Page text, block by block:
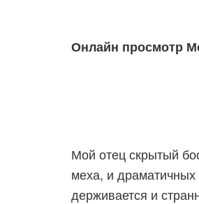
본문
Онлайн просмотр
Мой отец скрытый
меха, и
держивается и